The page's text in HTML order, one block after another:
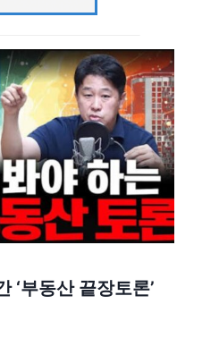
‘부동산 끝장토론’